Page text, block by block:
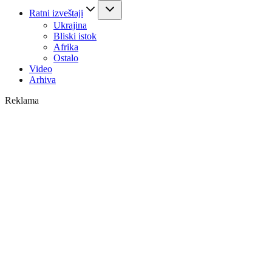
Ratni izveštaji
Ukrajina
Bliski istok
Afrika
Ostalo
Video
Arhiva
Reklama